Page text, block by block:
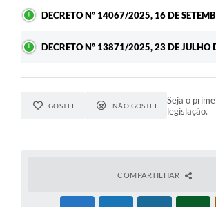
DECRETO Nº 14067/2025, 16 DE
DECRETO Nº 13871/2025, 23 DE JULHO
GOSTEI NÃO GOSTEI
Seja o
legislação.
COMPARTILHAR